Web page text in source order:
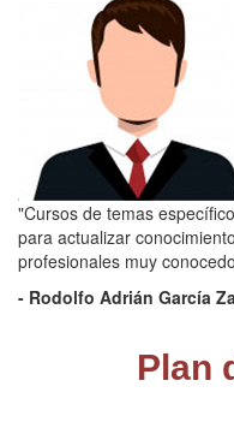
"Cursos de temas
para actualizar
profesionales muy
- Rodolfo Adrián García
Plan